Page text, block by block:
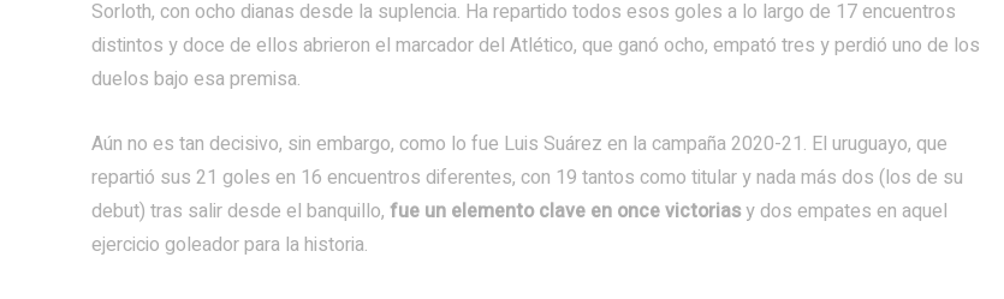
Sorloth, con ocho dianas desde la suplencia. Ha repartido todos esos goles a lo largo de 17 encuentros
distintos y doce de ellos abrieron el marcador del Atlético, que ganó ocho, empató tres y perdió uno de los
duelos bajo esa premisa.
Aún no es tan decisivo, sin embargo, como lo fue Luis Suárez en la campaña 2020-21. El uruguayo, que
repartió sus 21 goles en 16 encuentros diferentes, con 19 tantos como titular y nada más dos (los de su
debut) tras salir desde el banquillo, fue un elemento clave en once victoriasy dos empates en aquel
ejercicio goleador para la historia.